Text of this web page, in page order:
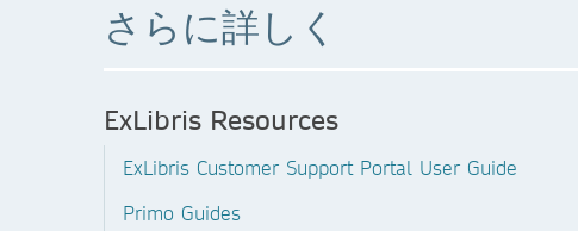
さらに詳しく
ExLibris Resources
ExLibris Customer Support Portal User Guide
Primo Guides